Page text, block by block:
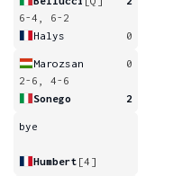
6-4, 6-2
Halys
0
Marozsan
0
2-6, 4-6
Sonego
2
bye
Humbert [4]